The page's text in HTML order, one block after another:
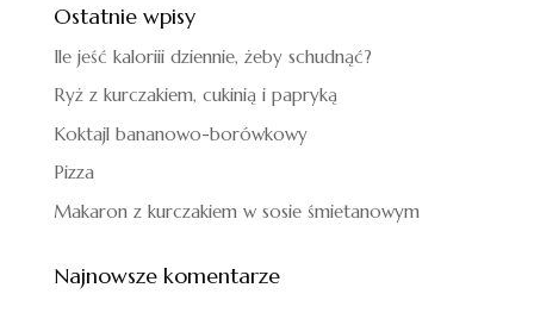
Ostatnie wpisy
Ile jeść kaloriii dziennie, żeby schudnąć?
Ryż z kurczakiem, cukinią i papryką
Koktajl bananowo-borówkowy
Pizza
Makaron z kurczakiem w sosie śmietanowym
Najnowsze komentarze